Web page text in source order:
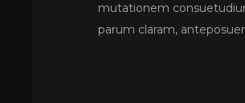
mutationem
parum claram,